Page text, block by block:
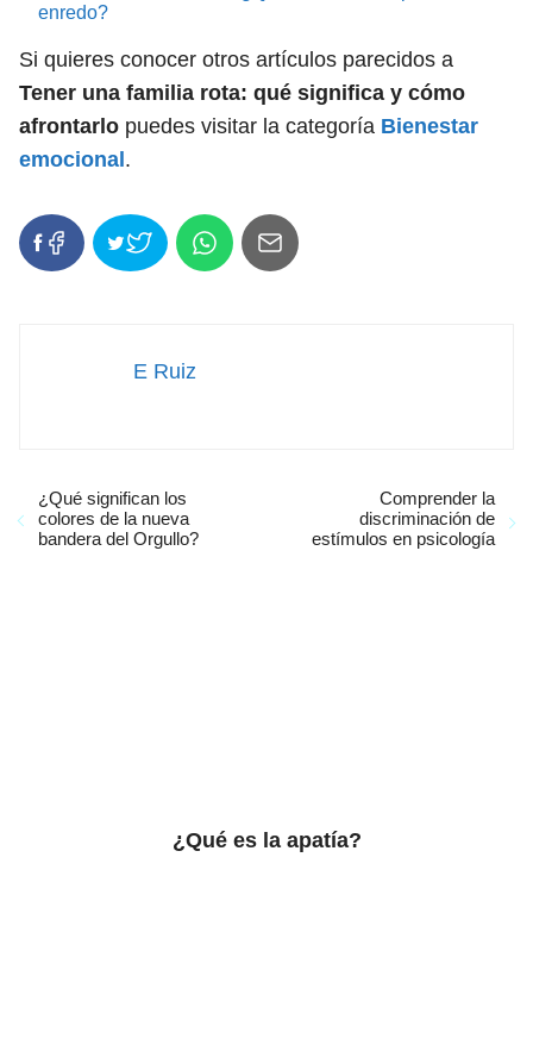
enredo?
Si quieres conocer otros artículos parecidos a
Tener una familia rota: qué significa y cómo
afrontarlo puedes visitar la categoría Bienestar
emocional .
E Ruiz
¿Qué significan los
colores de la nueva
bandera del Orgullo?
Comprender la
discriminación de
estímulos en psicología
¿Qué es la apatía?